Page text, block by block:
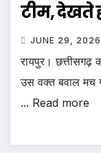
टीम, देखते
JUNE 29, 2026
रायपुर। छत्तीसगढ़
उस वक्त बवाल मच
... Read more